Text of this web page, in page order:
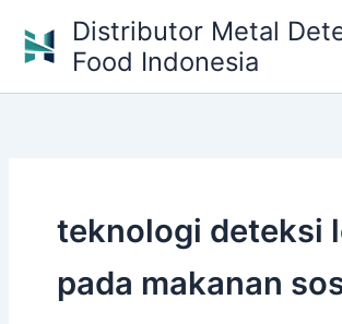
content
Distributor Metal
Food Indonesia
teknologi deteksi
pada makanan